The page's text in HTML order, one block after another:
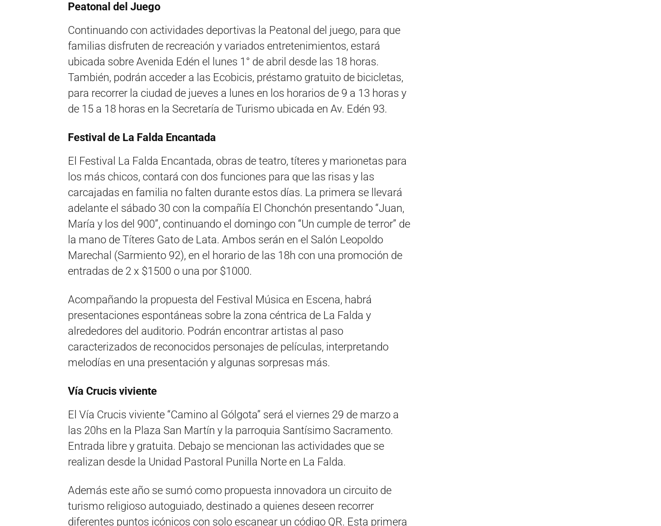
Peatonal del Juego
Continuando con actividades deportivas la Peatonal del juego, para que
familias disfruten de recreación y variados entretenimientos, estará
ubicada sobre Avenida Edén el lunes 1° de abril desde las 18 horas.
También, podrán acceder a las Ecobicis, préstamo gratuito de bicicletas,
para recorrer la ciudad de jueves a lunes en los horarios de 9 a 13 horas y
de 15 a 18 horas en la Secretaría de Turismo ubicada en Av. Edén 93.
Festival de La Falda Encantada
El Festival La Falda Encantada, obras de teatro, títeres y marionetas para
los más chicos, contará con dos funciones para que las risas y las
carcajadas en familia no falten durante estos días. La primera se llevará
adelante el sábado 30 con la compañía El Chonchón presentando “Juan,
María y los del 900”, continuando el domingo con “Un cumple de terror” de
la mano de Títeres Gato de Lata. Ambos serán en el Salón Leopoldo
Marechal (Sarmiento 92), en el horario de las 18h con una promoción de
entradas de 2 x $1500 o una por $1000.
Acompañando la propuesta del Festival Música en Escena, habrá
presentaciones espontáneas sobre la zona céntrica de La Falda y
alrededores del auditorio. Podrán encontrar artistas al paso
caracterizados de reconocidos personajes de películas, interpretando
melodías en una presentación y algunas sorpresas más.
Vía Crucis viviente
El Vía Crucis viviente “Camino al Gólgota” será el viernes 29 de marzo a
las 20hs en la Plaza San Martín y la parroquia Santísimo Sacramento.
Entrada libre y gratuita. Debajo se mencionan las actividades que se
realizan desde la Unidad Pastoral Punilla Norte en La Falda.
Además este año se sumó como propuesta innovadora un circuito de
turismo religioso autoguiado, destinado a quienes deseen recorrer
diferentes puntos icónicos con solo escanear un código QR. Esta primera